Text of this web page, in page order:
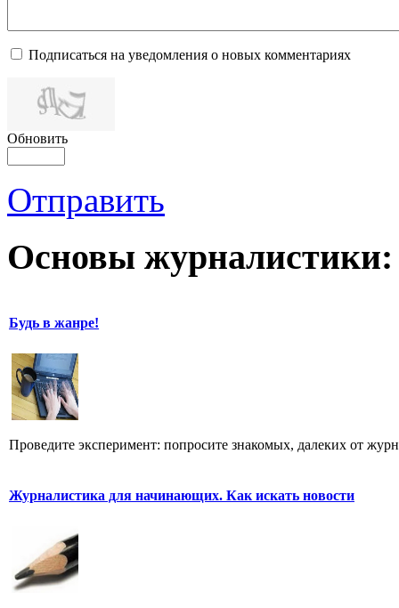
Подписаться на уведомления о новых комментариях
Обновить
Отправить
Основы журналистики:
Будь в жанре!
Проведите эксперимент: попросите знакомых, далеких от
Журналистика для начинающих. Как искать новости